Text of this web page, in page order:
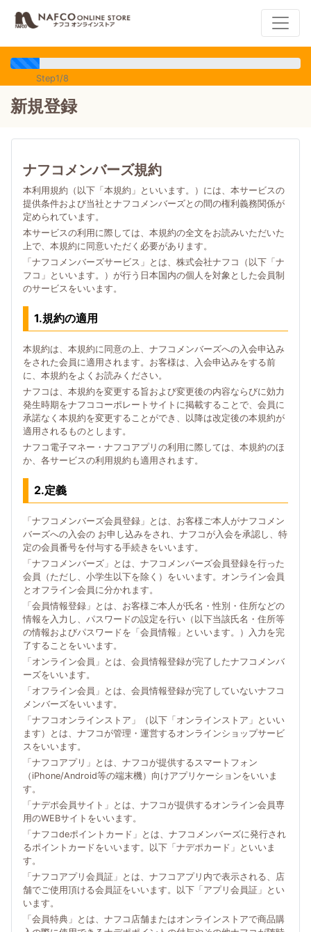
Step1/8
新規登録
ナフコメンバーズ規約
本利用規約（以下「本規約」といいます。）には、本サービスの
提供条件および当社とナフコメンバーズとの間の権利義務関係が
定められています。
本サービスの利用に際しては、本規約の全文をお読みいただいた
上で、本規約に同意いただく必要があります。
「ナフコメンバーズサービス」とは、株式会社ナフコ（以下「ナ
フコ」といいます。）が行う日本国内の個人を対象とした会員制
のサービスをいいます。
1.規約の適用
本規約は、本規約に同意の上、ナフコメンバーズへの入会申込み
をされた会員に適用されます。お客様は、入会申込みをする前
に、本規約をよくお読みください。
ナフコは、本規約を変更する旨および変更後の内容ならびに効力
発生時期をナフココーポレートサイトに掲載することで、会員に
承諾なく本規約を変更することができ、以降は改定後の本規約が
適用されるものとします。
ナフコ電子マネー・ナフコアプリの利用に際しては、本規約のほ
か、各サービスの利用規約も適用されます。
2.定義
「ナフコメンバーズ会員登録」とは、お客様ご本人がナフコメン
バーズへの入会の お申し込みをされ、ナフコが入会を承認し、特
定の会員番号を付与する手続きをいいます。
「ナフコメンバーズ」とは、ナフコメンバーズ会員登録を行った
会員（ただし、小学生以下を除く）をいいます。オンライン会員
とオフライン会員に分かれます。
「会員情報登録」とは、お客様ご本人が氏名・性別・住所などの
情報を入力し、パスワードの設定を行い（以下当該氏名・住所等
の情報およびパスワードを「会員情報」といいます。）入力を完
了することをいいます。
「オンライン会員」とは、会員情報登録が完了したナフコメンバ
ーズをいいます。
「オフライン会員」とは、会員情報登録が完了していないナフコ
メンバーズをいいます。
「ナフコオンラインストア」（以下「オンラインストア」といい
ます）とは、ナフコが管理・運営するオンラインショップサービ
スをいいます。
「ナフコアプリ」とは、ナフコが提供するスマートフォン
（iPhone/Android等の端末機）向けアプリケーションをいいま
す。
「ナデポ会員サイト」とは、ナフコが提供するオンライン会員専
用のWEBサイトをいいます。
「ナフコdeポイントカード」とは、ナフコメンバーズに発行され
るポイントカードをいいます。以下「ナデポカード」といいま
す。
「ナフコアプリ会員証」とは、ナフコアプリ内で表示される、店
舗でご使用頂ける会員証をいいます。以下「アプリ会員証」とい
います。
「会員特典」とは、ナフコ店舗またはオンラインストアで商品購